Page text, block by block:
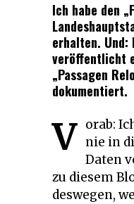
Ich habe den
erhalten. Und:
veröffentlicht
„Passagen
dokumentiert.
V orab:
nie in
Daten
zu diesem
deswegen,